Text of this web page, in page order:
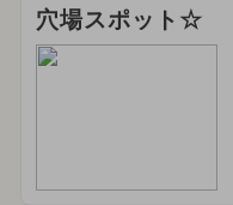
穴場スポット☆